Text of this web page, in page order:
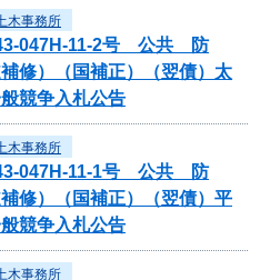
木事務所
43-047H-11-2号 公共 防
修）（国補正）（翌債）太
競争入札公告
木事務所
43-047H-11-1号 公共 防
修）（国補正）（翌債）平
競争入札公告
木事務所